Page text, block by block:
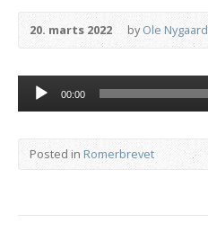
20. marts 2022 byOle Nygaard
Lydafspiller
00:00
Posted in Romerbrevet